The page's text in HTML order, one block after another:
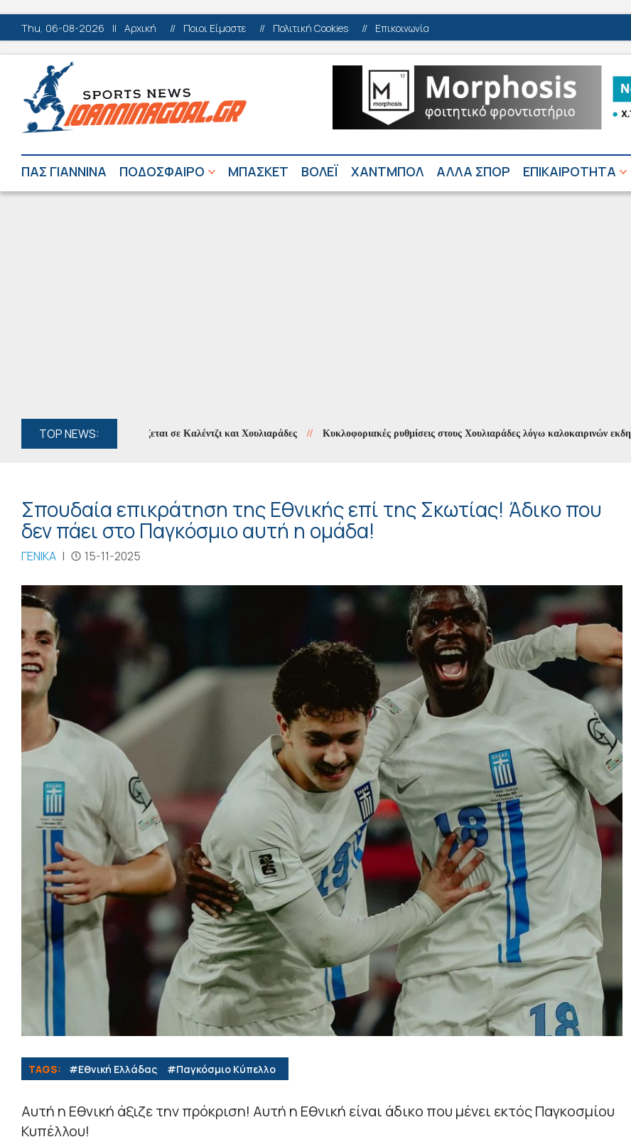
Thu, 06-08-2026 || Αρχική // Ποιοι Είμαστε // Πολιτική Cookies // Επικοινωνία
ΠΑΣ ΓΙΑΝΝΙΝΑ ΠΟΔΟΣΦΑΙΡΟ ΜΠΑΣΚΕΤ ΒΟΛΕΪ ΧΑΝΤΜΠΟΛ ΑΛΛΑ ΣΠΟΡ ΕΠΙΚΑΙΡΟΤΗΤΑ
TOP NEWS:
των Ορέων» συνεχίζεται σε Καλέντζι και Χουλιαράδες // Κυκλοφοριακές ρυθμίσεις στους Χουλιαράδες λόγω καλοκαιρινών εκδηλώσεων
Σπουδαία επικράτηση της Εθνικής επί της Σκωτίας! Άδικο που
δεν πάει στο Παγκόσμιο αυτή η ομάδα!
ΓΕΝΙΚΑ | 15-11-2025
TAGS: #Εθνική Ελλάδας #Παγκόσμιο Κύπελλο
Αυτή η Εθνική άξιζε την πρόκριση! Αυτή η Εθνική είναι άδικο που μένει εκτός Παγκοσμίου
Κυπέλλου!